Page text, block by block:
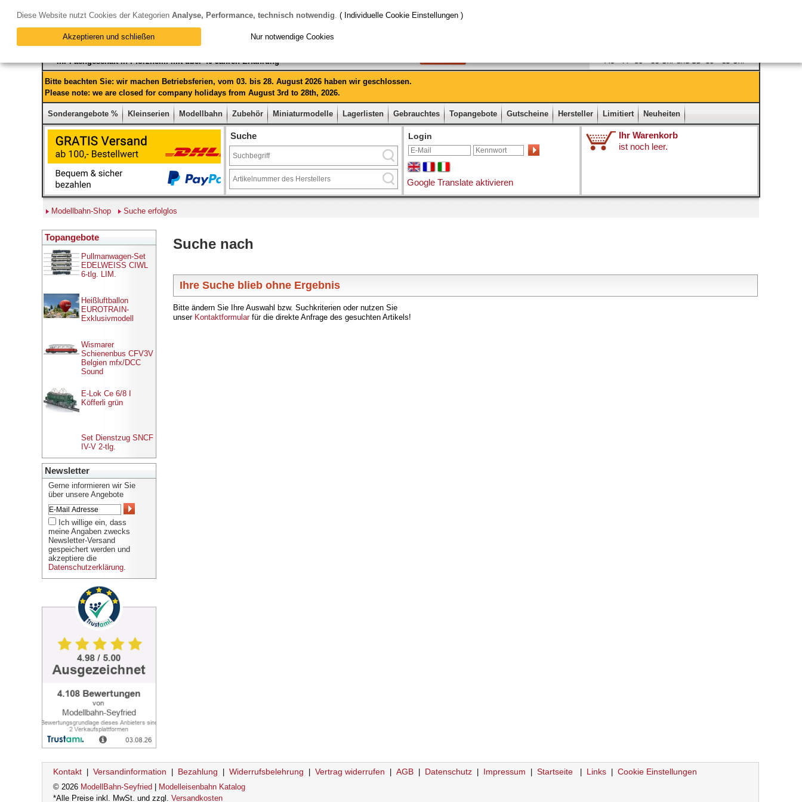
Ihr Fachgeschäft in Pforzheim mit über 40 Jahren Erfahrung
Bitte beachten Sie: wir machen Betriebsferien, vom 03. bis 28. August 2026 haben wir geschlossen.
Please note: we are closed for company holidays from August 3rd to 28th, 2026.
Sonderangebote % Kleinserien Modellbahn Zubehör Miniaturmodelle Lagerlisten Gebrauchtes Topangebote Gutscheine Hersteller Limitiert Neuheiten
Suche Login
Google Translate aktivieren
Ihr Warenkorb
ist noch leer.
Modellbahn-Shop Suche erfolglos
Topangebote
Pullmanwagen-Set
EDELWEISS CIWL
6-tlg. LIM.
Heißluftballon
EUROTRAIN-
Exklusivmodell
Wismarer
Schienenbus CFV3V
Belgien mfx/DCC
Sound
E-Lok Ce 6/8 I
Köfferli grün
Set Dienstzug SNCF
IV-V 2-tlg.
Newsletter
Gerne informieren wir Sie
über unsere Angebote
Ich willige ein, dass
meine Angaben zwecks
Newsletter-Versand
gespeichert werden und
akzeptiere die
Datenschutzerklärung.
Suche nach
Ihre Suche blieb ohne Ergebnis
Bitte ändern Sie Ihre Auswahl bzw. Suchkriterien oder nutzen Sie
unser Kontaktformularfür die direkte Anfrage des gesuchten Artikels!
Kontakt Versandinformation Bezahlung Widerrufsbelehrung Vertrag widerrufen AGB Datenschutz Impressum Startseite Links Cookie Einstellungen
© 2026 ModellBahn-Seyfried
Modelleisenbahn Katalog
*Alle Preise inkl. MwSt. und zzgl. Versandkosten
Diese Website nutzt Cookies der Kategorien Analyse, Performance, technisch notwendig. ( Individuelle Cookie Einstellungen )
Akzeptieren und schließen Nur notwendige Cookies